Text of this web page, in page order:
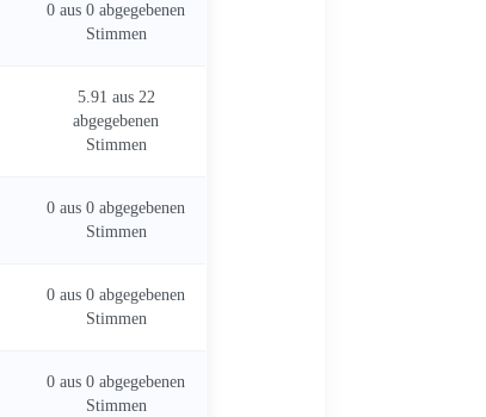
0 aus 0 abgegebenen
Stimmen
5.91 aus 22
abgegebenen
Stimmen
0 aus 0 abgegebenen
Stimmen
0 aus 0 abgegebenen
Stimmen
0 aus 0 abgegebenen
Stimmen